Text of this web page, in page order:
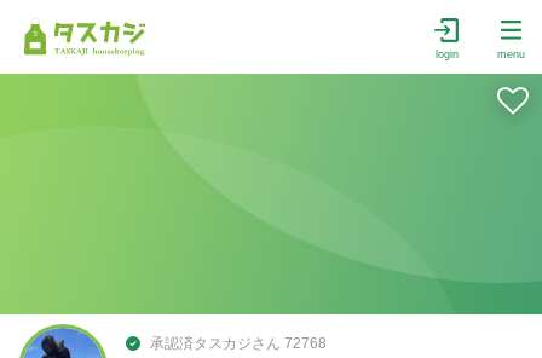
login menu
承認済タスカジさん 72768